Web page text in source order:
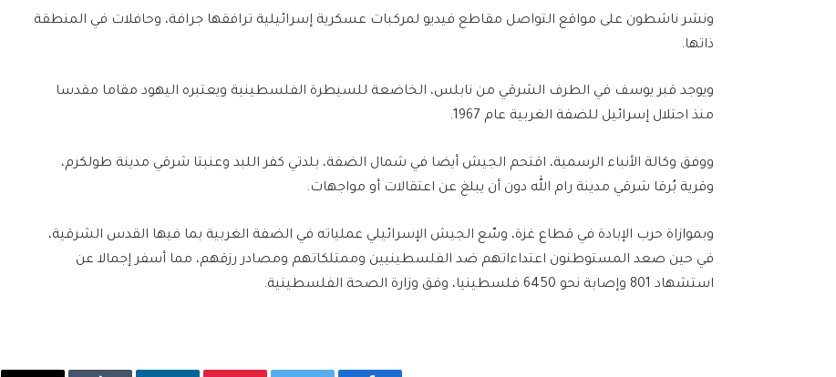
ونشر ناشطون على مواقع التواصل مقاطع فيديو لمركبات عسكرية إسرائيلية ترافقها جرافة، وحافلات في المنطقة
ذاتها.
ويوجد قبر يوسف في الطرف الشرقي من نابلس، الخاضعة للسيطرة الفلسطينية ويعتبره اليهود مقاما مقدسا
منذ احتلال إسرائيل للضفة الغربية عام 1967.
ووفق وكالة الأنباء الرسمية، اقتحم الجيش أيضا في شمال الضفة، بلدتي كفر اللبد وعنبتا شرقي مدينة طولكرم،
وقرية بُرقا شرقي مدينة رام الله دون أن يبلغ عن اعتقالات أو مواجهات.
وبموازاة حرب الإبادة في قطاع غزة، وسّع الجيش الإسرائيلي عملياته في الضفة الغربية بما فيها القدس الشرقية،
في حين صعد المستوطنون اعتداءاتهم ضد الفلسطينيين وممتلكاتهم ومصادر رزقهم، مما أسفر إجمالا عن
استشهاد 801 وإصابة نحو 6450 فلسطينيا، وفق وزارة الصحة الفلسطينية.